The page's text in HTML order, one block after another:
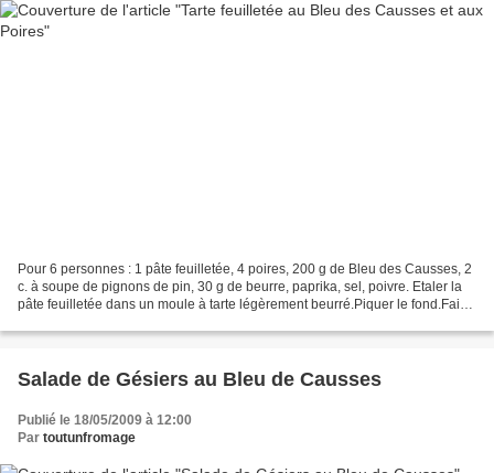
Pour 6 personnes : 1 pâte feuilletée, 4 poires, 200 g de Bleu des Causses, 2
c. à soupe de pignons de pin, 30 g de beurre, paprika, sel, poivre. Etaler la
pâte feuilletée dans un moule à tarte légèrement beurré.Piquer le fond.Faire
Salade de Gésiers au Bleu de Causses
Publié le 18/05/2009 à 12:00
Par toutunfromage